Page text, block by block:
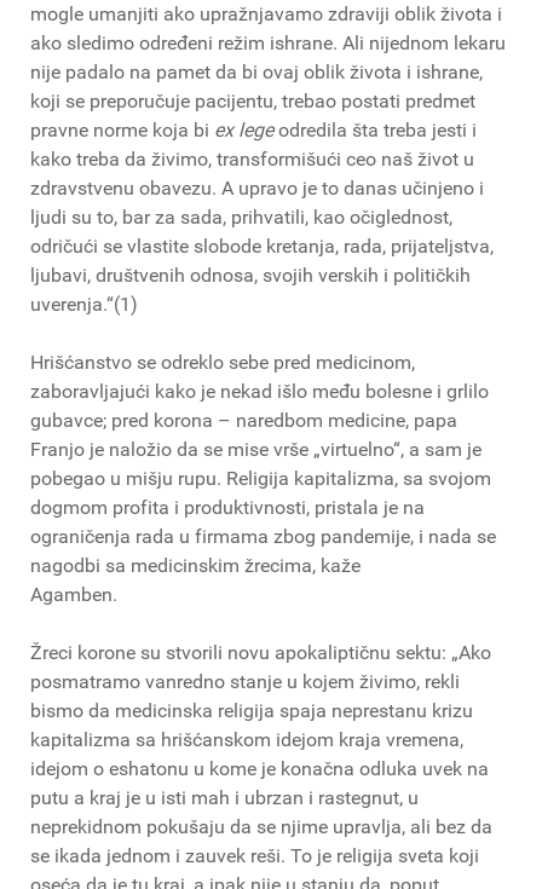
mogle umanjiti ako upražnjavamo zdraviji oblik života i
ako sledimo određeni režim ishrane. Ali nijednom lekaru
nije padalo na pamet da bi ovaj oblik života i ishrane,
koji se preporučuje pacijentu, trebao postati predmet
pravne norme koja bi ex legeodredila šta treba jesti i
kako treba da živimo, transformišući ceo naš život u
zdravstvenu obavezu. A upravo je to danas učinjeno i
ljudi su to, bar za sada, prihvatili, kao očiglednost,
odričući se vlastite slobode kretanja, rada, prijateljstva,
ljubavi, društvenih odnosa, svojih verskih i političkih
uverenja.“(1)
Hrišćanstvo se odreklo sebe pred medicinom,
zaboravljajući kako je nekad išlo među bolesne i grlilo
gubavce; pred korona – naredbom medicine, papa
Franjo je naložio da se mise vrše „virtuelno“, a sam je
pobegao u mišju rupu. Religija kapitalizma, sa svojom
dogmom profita i produktivnosti, pristala je na
ograničenja rada u firmama zbog pandemije, i nada se
nagodbi sa medicinskim žrecima, kaže
Agamben.
Žreci korone su stvorili novu apokaliptičnu sektu: „Ako
posmatramo vanredno stanje u kojem živimo, rekli
bismo da medicinska religija spaja neprestanu krizu
kapitalizma sa hrišćanskom idejom kraja vremena,
idejom o eshatonu u kome je konačna odluka uvek na
putu a kraj je u isti mah i ubrzan i rastegnut, u
neprekidnom pokušaju da se njime upravlja, ali bez da
se ikada jednom i zauvek reši. To je religija sveta koji
oseća da je tu kraj, a ipak nije u stanju da, poput